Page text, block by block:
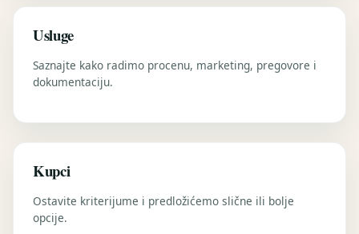
Usluge
Saznajte kako radimo procenu, marketing, pregovore i
dokumentaciju.
Kupci
Ostavite kriterijume i predložićemo slične ili bolje
opcije.